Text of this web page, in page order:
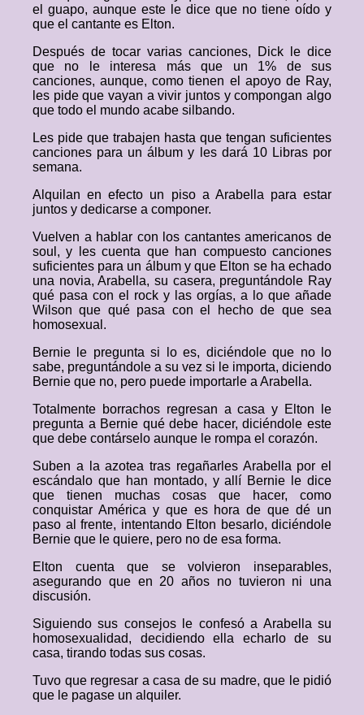
el guapo, aunque este le dice que no tiene oído y
que el cantante es Elton.
Después de tocar varias canciones, Dick le dice
que no le interesa más que un 1% de sus
canciones, aunque, como tienen el apoyo de Ray,
les pide que vayan a vivir juntos y compongan algo
que todo el mundo acabe silbando.
Les pide que trabajen hasta que tengan suficientes
canciones para un álbum y les dará 10 Libras por
semana.
Alquilan en efecto un piso a Arabella para estar
juntos y dedicarse a componer.
Vuelven a hablar con los cantantes americanos de
soul, y les cuenta que han compuesto canciones
suficientes para un álbum y que Elton se ha echado
una novia, Arabella, su casera, preguntándole Ray
qué pasa con el rock y las orgías, a lo que añade
Wilson que qué pasa con el hecho de que sea
homosexual.
Bernie le pregunta si lo es, diciéndole que no lo
sabe, preguntándole a su vez si le importa, diciendo
Bernie que no, pero puede importarle a Arabella.
Totalmente borrachos regresan a casa y Elton le
pregunta a Bernie qué debe hacer, diciéndole este
que debe contárselo aunque le rompa el corazón.
Suben a la azotea tras regañarles Arabella por el
escándalo que han montado, y allí Bernie le dice
que tienen muchas cosas que hacer, como
conquistar América y que es hora de que dé un
paso al frente, intentando Elton besarlo, diciéndole
Bernie que le quiere, pero no de esa forma.
Elton cuenta que se volvieron inseparables,
asegurando que en 20 años no tuvieron ni una
discusión.
Siguiendo sus consejos le confesó a Arabella su
homosexualidad, decidiendo ella echarlo de su
casa, tirando todas sus cosas.
Tuvo que regresar a casa de su madre, que le pidió
que le pagase un alquiler.